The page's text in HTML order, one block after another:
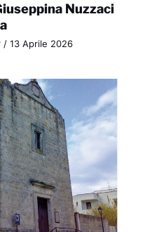
Nuzzaci
/ 13 Aprile 2026